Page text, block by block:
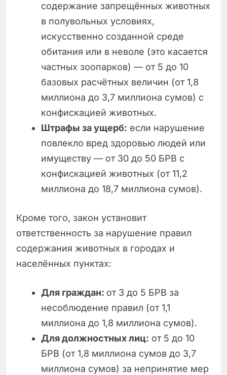
содержание запрещённых животных
в полувольных условиях,
искусственно созданной среде
обитания или в неволе (это касается
частных зоопарков) — от 5 до 10
базовых расчётных величин (от 1,8
миллиона до 3,7 миллиона сумов) с
конфискацией животных.
Штрафы за ущерб: если нарушение
повлекло вред здоровью людей или
имуществу — от 30 до 50 БРВ с
конфискацией животных (от 11,2
миллиона до 18,7 миллиона сумов).
Кроме того, закон установит
ответственность за нарушение правил
содержания животных в городах и
населённых пунктах:
Для граждан: от 3 до 5 БРВ за
несоблюдение правил (от 1,1
миллиона до 1,8 миллиона сумов).
Для должностных лиц: от 5 до 10
БРВ (от 1,8 миллиона сумов до 3,7
миллиона сумов) за непринятие мер